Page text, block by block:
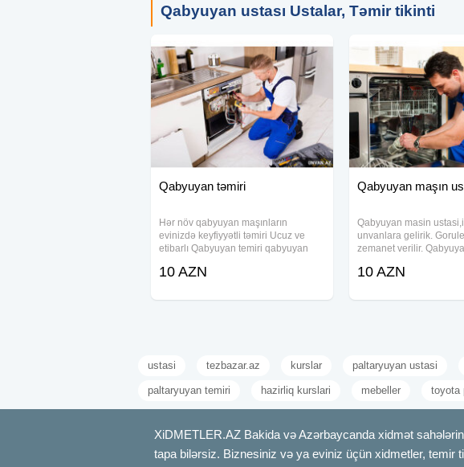
Qabyuyan ustası Ustalar, Təmir tikinti
Qabyuyan təmiri
Hər növ qabyuyan maşınların
evinizdə keyfiyyətli təmiri Ucuz ve
etibarlı Qabyuyan temiri qabyuyan
usdasi qabyuyan ustasi qabyuya
maşın təmiri qabyuyan
10 AZN
Qabyuyan maşın
Qabyuyan masin
unvanlara gelirik.
zemanet verilir.
qiymete pesekar ustasi
Ucuz ve
10 AZN
ustasi tezbazar.az kurslar paltaryuyan ustasi
paltaryuyan temiri hazirliq kurslari mebeller toyota
XiDMETLER.AZ Bakida və Azərbaycanda xidmət
tapa bilərsiz. Biznesiniz və ya eviniz üçün xidmetler,